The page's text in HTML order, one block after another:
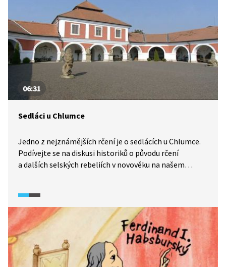
06:31
Sedláci u Chlumce
Jedno z nejznámějších rčení je o sedlácích u Chlumce.
Podívejte se na diskusi historiků o původu rčení
a dalších selských rebeliích v novověku na našem